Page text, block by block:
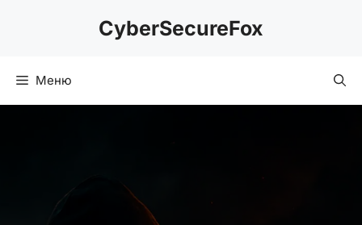
CyberSecureFox
Меню